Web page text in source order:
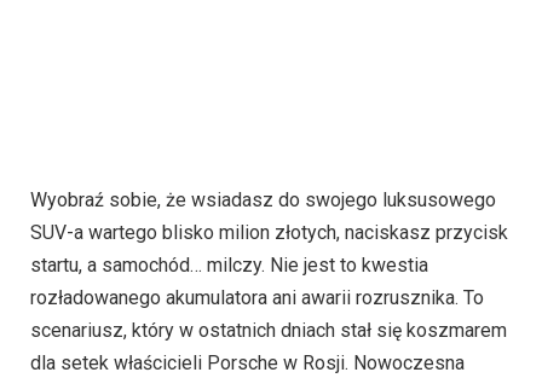
Wyobraź sobie, że wsiadasz do swojego luksusowego
SUV-a wartego blisko milion złotych, naciskasz przycisk
startu, a samochód… milczy. Nie jest to kwestia
rozładowanego akumulatora ani awarii rozrusznika. To
scenariusz, który w ostatnich dniach stał się koszmarem
dla setek właścicieli Porsche w Rosji. Nowoczesna